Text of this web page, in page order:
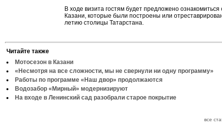
В ходе визита гостям будет предложено ознакомиться
Казани, которые были построены или
летию столицы Татарстана.
Читайте также
Мотосезон в Казани
«Несмотря на все сложности, мы не свернули ни одну программу»
Работы по программе «Наш двор» продолжаются
Водозабор «Мирный» модернизируют
На входе в Ленинский сад разобрали старое покрытие
все